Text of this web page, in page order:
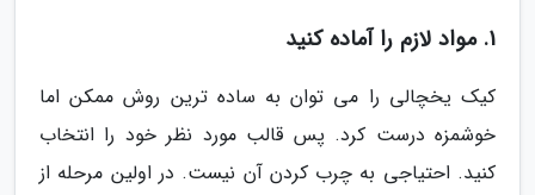
1. مواد لازم را آماده کنید
کیک یخچالی را می توان به ساده ترین روش ممکن اما
خوشمزه درست کرد. پس قالب مورد نظر خود را انتخاب
کنید. احتیاجی به چرب کردن آن نیست. در اولین مرحله از